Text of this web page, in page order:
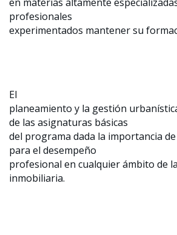
profesionales
experimentados mantener su
El
planeamiento y la gestión
de las asignaturas básicas
del programa dada la importancia
para el desempeño
profesional en cualquier ámbito de
inmobiliaria.